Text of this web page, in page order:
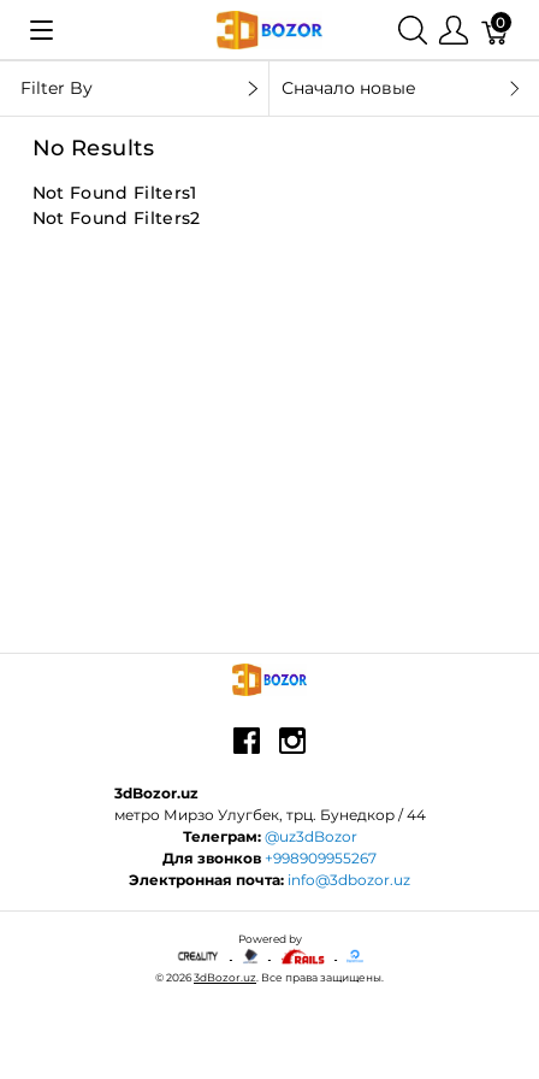
0
Filter By Сначало новые
No Results
Not Found Filters1
Not Found Filters2
3dBozor.uz
метро Мирзо Улугбек, трц. Бунедкор / 44
Телеграм: @uz3dBozor
Для звонков +998909955267
Электронная почта: info@3dbozor.uz
Powered by
© 20263dBozor.uz . Все права защищены.